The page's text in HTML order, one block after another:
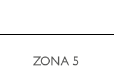
ZONA 5